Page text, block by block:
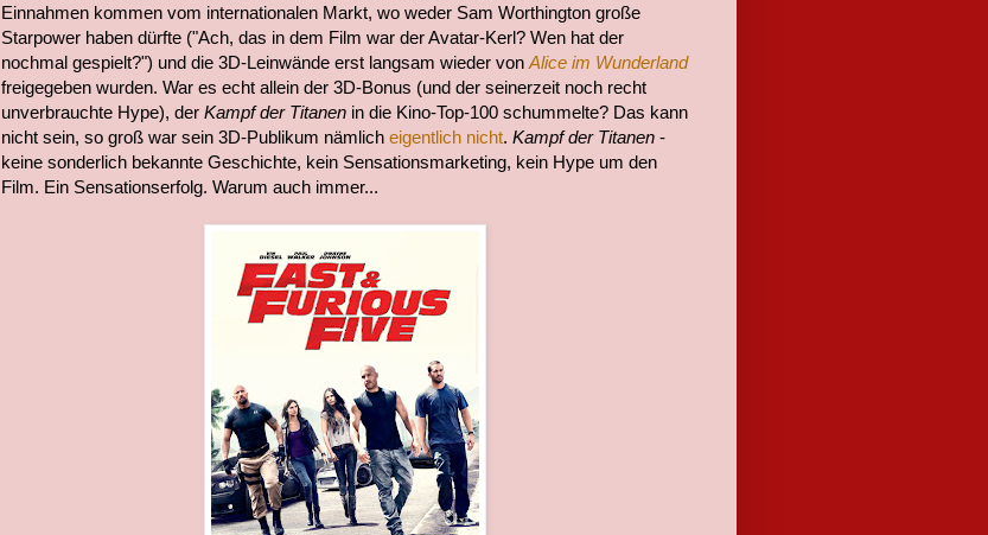
Einnahmen kommen vom internationalen Markt, wo weder Sam Worthington große
Starpower haben dürfte ("Ach, das in dem Film war der Avatar-Kerl? Wen hat der
nochmal gespielt?") und die 3D-Leinwände erst langsam wieder von Alice im Wunderland
freigegeben wurden. War es echt allein der 3D-Bonus (und der seinerzeit noch recht
unverbrauchte Hype), der Kampf der Titanen in die Kino-Top-100 schummelte? Das kann
nicht sein, so groß war sein 3D-Publikum nämlich eigentlich nicht. Kampf der Titanen -
keine sonderlich bekannte Geschichte, kein Sensationsmarketing, kein Hype um den
Film. Ein Sensationserfolg. Warum auch immer...